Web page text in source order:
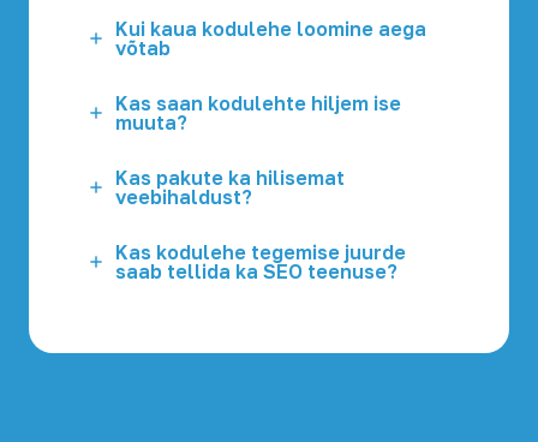
Kui kaua kodulehe loomine aega
võtab
Kas saan kodulehte hiljem ise
muuta?
Kas pakute ka hilisemat
veebihaldust?
Kas kodulehe tegemise juurde
saab tellida ka SEO teenuse?